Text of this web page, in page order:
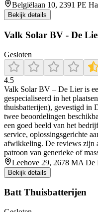
Belgiëlaan 10, 2391 PE
Bekijk details
Valk Solar BV - De
Gesloten
4.5
Valk Solar BV – De Lier is
gespecialiseerd in het
thuisbatterijen), gevestigd in
twee beoordelingen
een goed beeld van het
service, oplossingsgerichte
afwikkeling. De reviews zijn
patroon van generieke of
Leehove 29, 2678 MA De
Bekijk details
Batt Thuisbatterijen